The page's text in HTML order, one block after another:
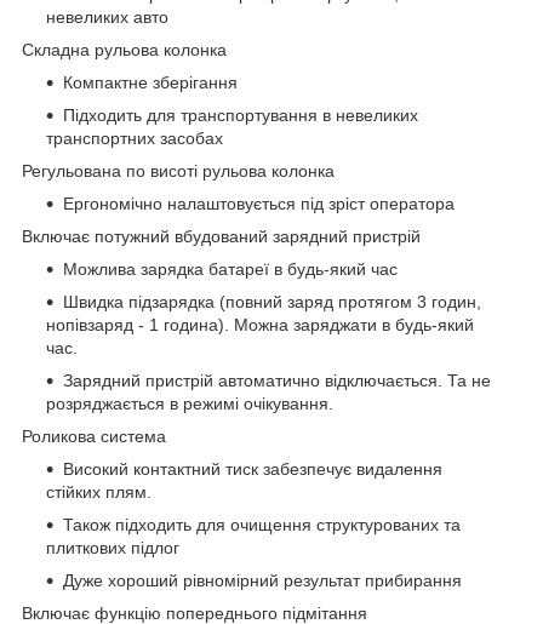
невеликих авто
Складна рульова колонка
Компактне зберігання
Підходить для транспортування в невеликих
транспортних засобах
Регульована по висоті рульова колонка
Ергономічно налаштовується під зріст оператора
Включає потужний вбудований зарядний пристрій
Можлива зарядка батареї в будь-який час
Швидка підзарядка (повний заряд протягом 3 годин,
нопівзаряд - 1 година). Можна заряджати в будь-який
час.
Зарядний пристрій автоматично відключається. Та не
розряджається в режимі очікування.
Роликова система
Високий контактний тиск забезпечує видалення
стійких плям.
Також підходить для очищення структурованих та
плиткових підлог
Дуже хороший рівномірний результат прибирання
Включає функцію попереднього підмітання